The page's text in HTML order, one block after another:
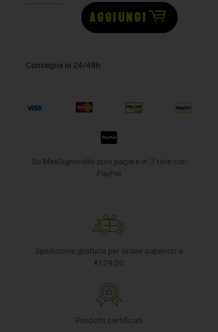
AGGIUNGI
Consegna in 24/48h
Su MaxSignorello puoi pagare in 3 rate con
PayPal
Spedizione gratuita per ordini superiori a
€129,00
Prodotti certificati